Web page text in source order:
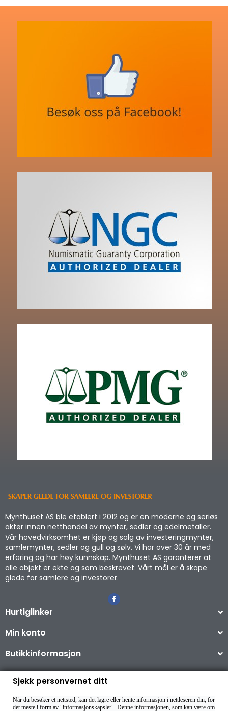
Mynthuset AS ble etablert i 2012 og er en moderne og seriøs
aktør innen netthandel av mynter, sedler og edelmetaller.
Vår hovedvirksomhet er kjøp og salg av investeringmynter,
samlemynter, sedler og gull og sølv. Vi har over 30 år med
erfaring og har høy kunnskap. Mynthuset AS garanterer at
alle objekt er ekte og som beskrevet. Vårt mål er å skape
glede for samlere og investorer.
Hurtiglinker
Min konto
Butikkinformasjon
Copyright © 2026
Sjekk personvernet ditt
Når du besøker et nettsted, kan det lagre eller hente informasjon i nettleseren din, for
det meste i form av "informasjonskapsler". Denne informasjonen, som kan være om